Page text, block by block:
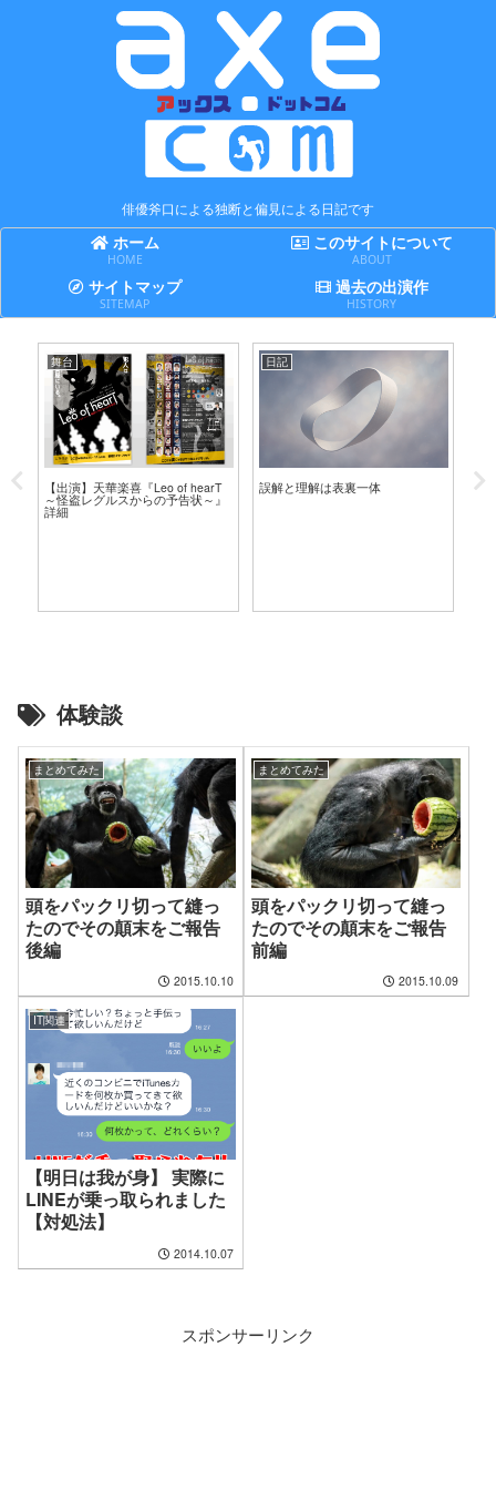
俳優斧口による独断と偏見による日記です
ホーム
HOME
このサイトについて
ABOUT
サイトマップ
SITEMAP
過去の出演作
HISTORY
舞台
【出演】天華楽喜『Leo of hearT
～怪盗レグルスからの予告状～』
詳細
日記
誤解と理解は表裏一体
体験談
まとめてみた
頭をパックリ切って縫っ
たのでその顛末をご報告
後編
2015.10.10
まとめてみた
頭をパックリ切って縫っ
たのでその顛末をご報告
前編
2015.10.09
IT関連
【明日は我が身】 実際に
LINEが乗っ取られました
【対処法】
2014.10.07
スポンサーリンク